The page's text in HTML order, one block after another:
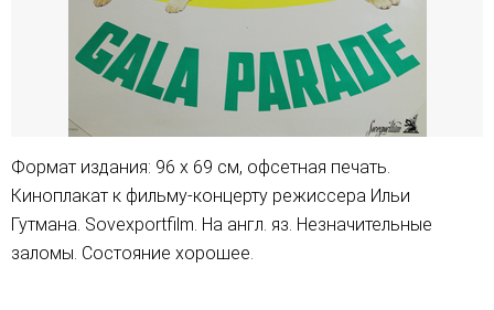
Формат издания: 96 х 69 см, офсетная печать.
Киноплакат к фильму-концерту режиссера Ильи
Гутмана. Sovexportfilm. На англ. яз. Незначительные
заломы. Состояние хорошее.